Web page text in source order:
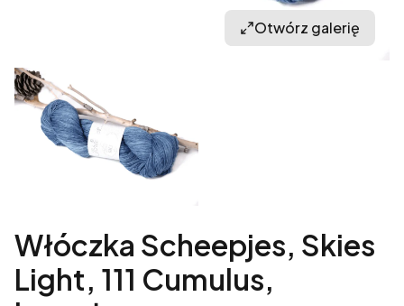
Otwórz galerię
Włóczka Scheepjes, Skies
Light, 111 Cumulus,